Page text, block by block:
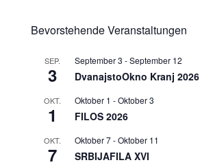
Bevorstehende Veranstaltungen
SEP.
3
September 3 -September 12
DvanajstoOkno Kranj 2026
OKT.
1
Oktober 1 -Oktober 3
FILOS 2026
OKT.
7
Oktober 7-Oktober 11
SRBIJAFILA XVI